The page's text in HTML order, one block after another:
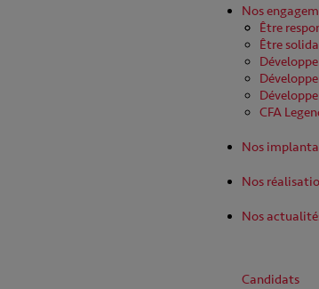
Nos
Être
Être
CFA
Nos
Nos
Nos
Candidats